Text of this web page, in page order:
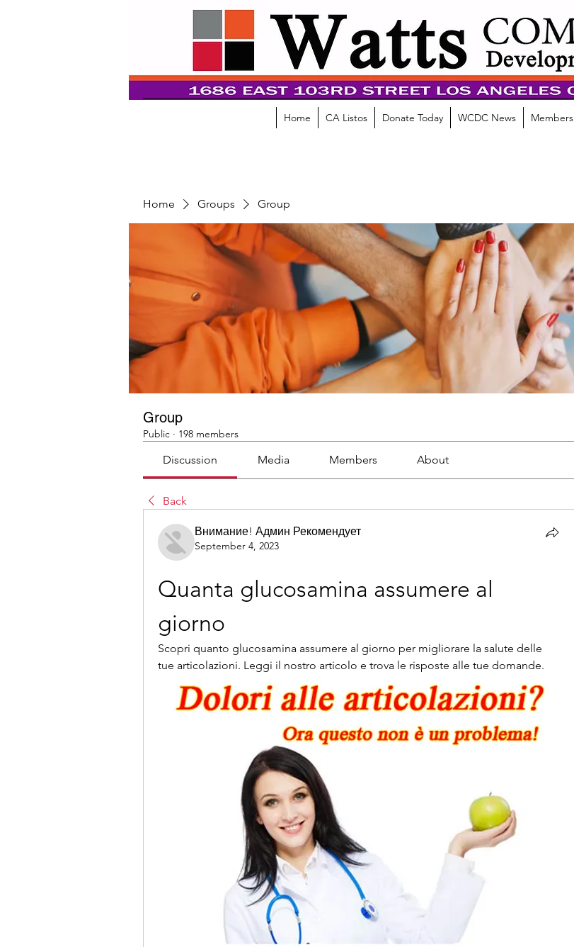
Home CA Listos Donate Today WCDC News Members
Home Groups Group
Group
Public · 198 members
Discussion Media Members About
Back
Внимание! Админ Рекомендует
September 4, 2023
Quanta glucosamina assumere al
giorno
Scopri quanto glucosamina assumere al giorno per migliorare la salute delle
tue articolazioni. Leggi il nostro articolo e trova le risposte alle tue domande.